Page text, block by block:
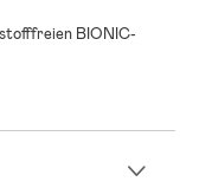
BIONIC-